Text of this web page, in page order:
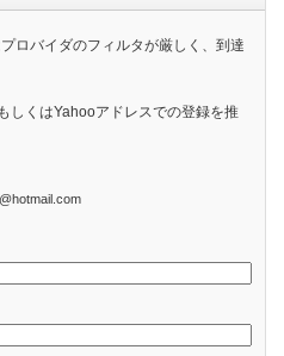
ロバイダのフィルタが厳しく、到達
しくはYahooアドレスでの登録を推